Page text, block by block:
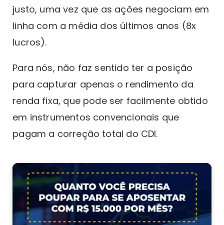
justo, uma vez que as ações negociam em
linha com a média dos últimos anos (8x
lucros).
Para nós, não faz sentido ter a posição
para capturar apenas o rendimento da
renda fixa, que pode ser facilmente obtido
em instrumentos convencionais que
pagam a correção total do CDI.